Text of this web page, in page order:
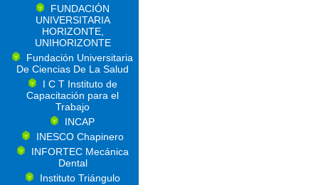
FUNDACIÓN
UNIVERSITARIA
HORIZONTE,
UNIHORIZONTE
Fundación Universitaria
De Ciencias De La Salud
I C T Instituto de
Capacitación para el
Trabajo
INCAP
INESCO Chapinero
INFORTEC Mecánica
Dental
Instituto Triángulo